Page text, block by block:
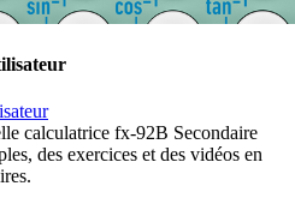
calculatrice fx-92B Secondaire
des exercices et des vidéos en